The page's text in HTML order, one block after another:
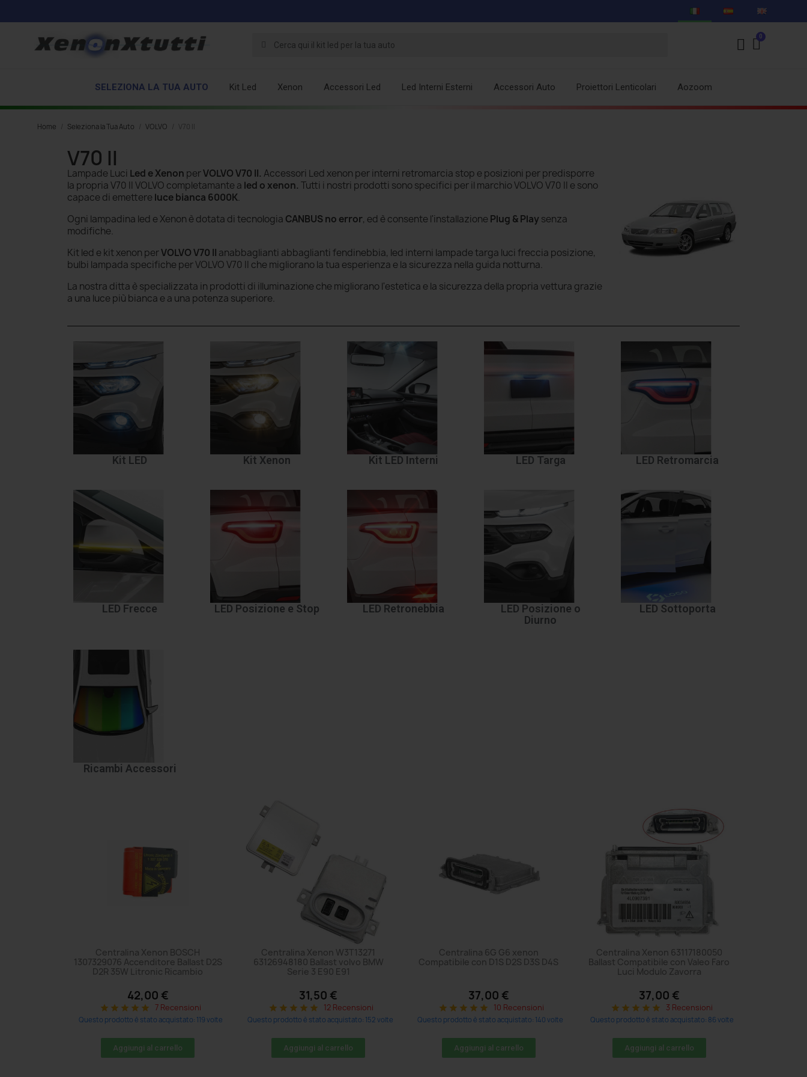
SELEZIONA LA TUA AUTO Kit Led Xenon Accessori Led Led Interni Esterni Accessori Auto Proiettori Lenticolari Aozoom
Home Seleziona la Tua Auto VOLVO V70 II
V70 II
Lampade Luci Led e Xenon perVOLVO V70 II. Accessori Led xenon per interni retromarcia stop e posizioni per predisporre
la propria V70 II VOLVO completamante a led o xenon. Tutti i nostri prodotti sono specifici per il marchio VOLVO V70 II e sono
capace di emettere luce bianca 6000K.
Ogni lampadina led e Xenon è dotata di tecnologia CANBUS no error, ed è consente l'installazione Plug & Playsenza
modifiche.
Kit led e kit xenon perVOLVO V70 II anabbaglianti abbaglianti fendinebbia, led interni lampade targa luci freccia posizione,
bulbi lampada specifiche per VOLVO V70 II che migliorano la tua esperienza e la sicurezza nella guida notturna.
La nostra ditta è specializzata in prodotti di illuminazione che migliorano l'estetica e la sicurezza della propria vettura grazie
a una luce più bianca e a una potenza superiore.
Kit LED Kit Xenon Kit LED Interni LED Targa LED Retromarcia
LED Frecce LED Posizione e Stop LED Retronebbia
LED Posizione o
Diurno
LED Sottoporta
Ricambi Accessori
Centralina Xenon BOSCH
1307329076 Accenditore Ballast D2S
D2R 35W Litronic Ricambio
42,00 €
star star star star star 7 Recensioni
Questo prodotto è stato acquistato: 119 volte
Aggiungi al carrello
Centralina Xenon W3T13271
63126948180 Ballast volvo BMW
Serie 3 E90 E91
31,50 €
star star star star star 12 Recensioni
Questo prodotto è stato acquistato: 152 volte
Aggiungi al carrello
Centralina 6G G6 xenon
Compatibile con D1S D2S D3S D4S
37,00 €
star star star star star 10 Recensioni
Questo prodotto è stato acquistato: 140 volte
Aggiungi al carrello
Centralina Xenon 63117180050
Ballast Compatibile con Valeo Faro
Luci Modulo Zavorra
37,00 €
star star star star star 3 Recensioni
Questo prodotto è stato acquistato: 86 volte
Aggiungi al carrello